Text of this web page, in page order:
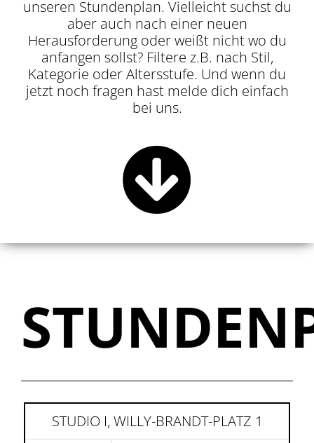
unseren Stundenplan. Vielleicht suchst du
aber auch nach einer neuen
Herausforderung oder weißt nicht wo du
anfangen sollst? Filtere z.B. nach Stil,
Kategorie oder Altersstufe. Und wenn du
jetzt noch fragen hast melde dich einfach
bei uns.
STUDIO I, WILLY-BRANDT-PLATZ 1